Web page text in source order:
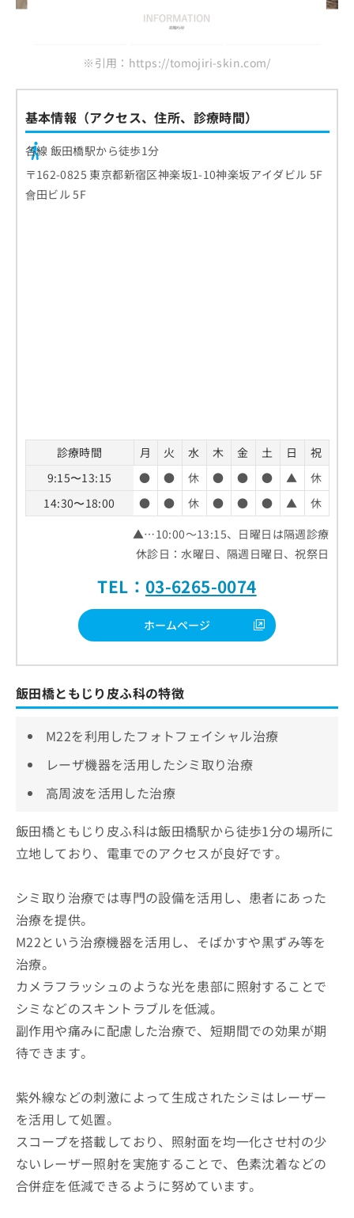
※引用：https://tomojiri-skin.com/
基本情報（アクセス、住所、診療時間）
各線 飯田橋駅から徒歩1分
〒162-0825 東京都新宿区神楽坂1-10神楽坂アイダビル 5F
會田ビル 5F
診療時間 月 火 水 木 金 土 日
祝
9:15〜13:15
● ● 休 ● ● ● ▲
休
14:30〜18:00
● ● 休 ● ● ● ▲
休
▲…10:00～13:15、日曜日は隔週診療
休診日：水曜日、隔週日曜日、祝祭日
TEL： 03-6265-0074
ホームページ
飯田橋ともじり皮ふ科の特徴
M22を利用したフォトフェイシャル治療
レーザ機器を活用したシミ取り治療
高周波を活用した治療
飯田橋ともじり皮ふ科は飯田橋駅から徒歩1分の場所に
立地しており、電車でのアクセスが良好です。
シミ取り治療では専門の設備を活用し、患者にあった
治療を提供。
M22という治療機器を活用し、そばかすや黒ずみ等を
治療。
カメラフラッシュのような光を患部に照射することで
シミなどのスキントラブルを低減。
副作用や痛みに配慮した治療で、短期間での効果が期
待できます。
紫外線などの刺激によって生成されたシミはレーザー
を活用して処置。
スコープを搭載しており、照射面を均一化させ村の少
ないレーザー照射を実施することで、色素沈着などの
合併症を低減できるように努めています。